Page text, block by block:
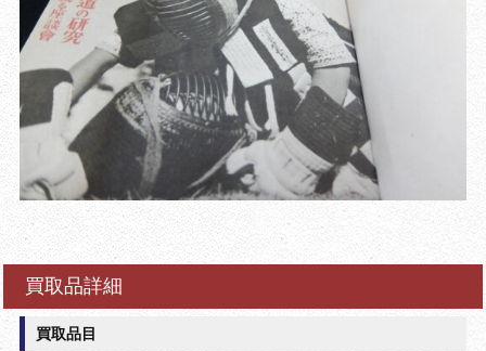
買取品詳細
買取品目